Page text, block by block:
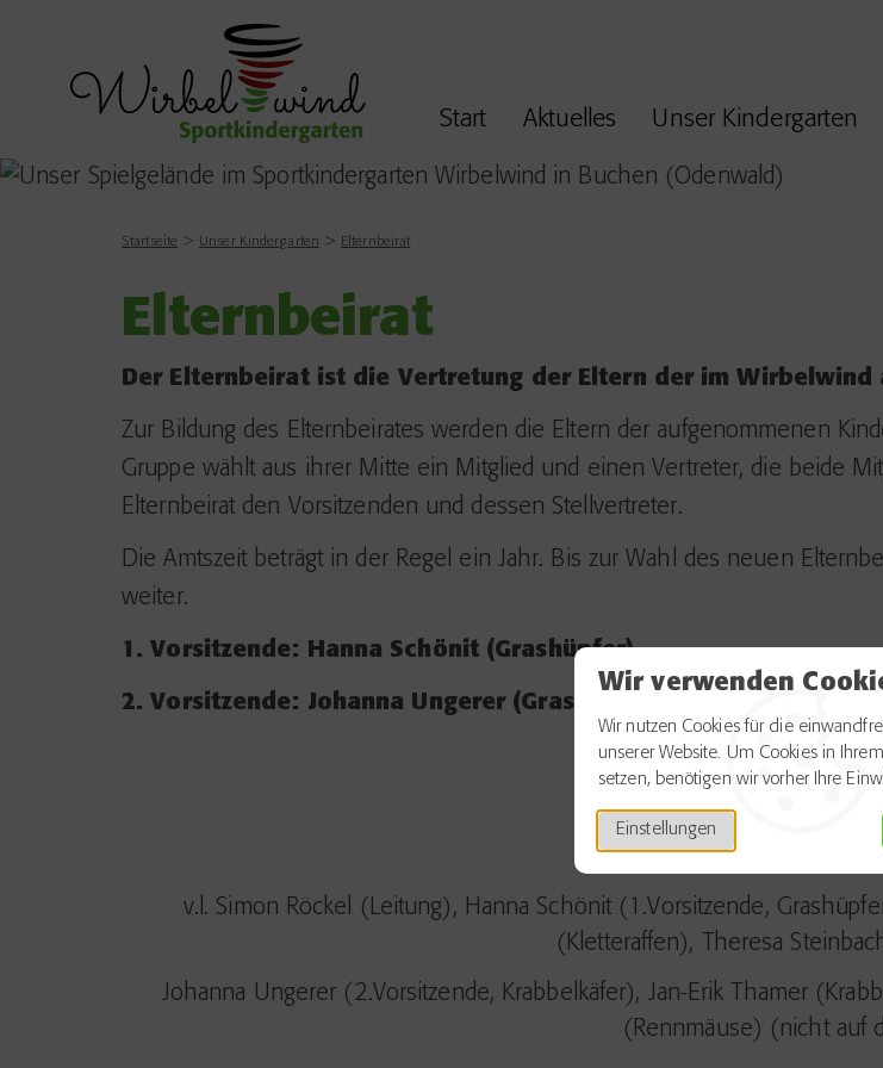
Wir verwenden
Wir nutzen Cookies für die
unserer Website. Um Cookies in
setzen, benötigen wir vorher Ihre
Einstellungen
Start Aktuelles Unser Kindergarten
Startseite Unser Kindergarten Elternbeirat
Elternbeirat
Der Elternbeirat ist die Vertretung der Eltern der im Wirbelwind
Zur Bildung des Elternbeirates werden die Eltern der aufgenommenen
Gruppe wählt aus ihrer Mitte ein Mitglied und einen Vertreter, die beide
Elternbeirat den Vorsitzenden und dessen Stellvertreter.
Die Amtszeit beträgt in der Regel ein Jahr. Bis zur Wahl des neuen
weiter.
1. Vorsitzende: Hanna Schönit (Grashüpfer)
2. Vorsitzende: Johanna Ungerer (Grashüpfer)
v.l. Simon Röckel (Leitung), Hanna Schönit (1.Vorsitzende,
(Kletteraffen), Theresa
Johanna Ungerer (2.Vorsitzende, Krabbelkäfer), Jan-Erik Thamer
(Rennmäuse) (nicht auf